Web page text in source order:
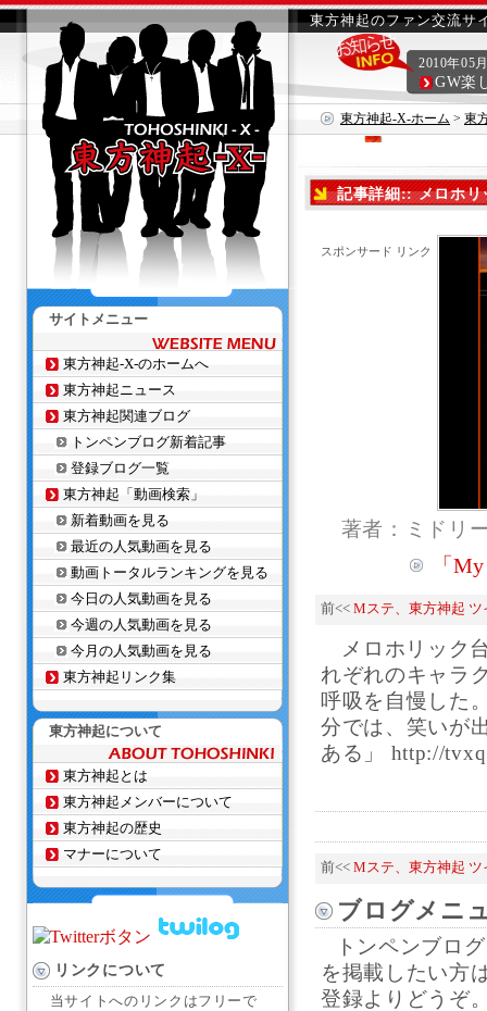
東方神起のファン交流サ
東方神起-X-ホーム > 東
2010年05
GW楽
記事詳細:: メロホリ
スポンサード リンク
著者：ミドリ
「
前<< Mステ、東方神起 ツ
メロホリック
れぞれのキャラ
呼吸を自慢した
分では、笑いが
ある」 http://
前<< Mステ、東方神起 ツ
ブログメニ
トンペンブロ
を掲載したい方
登録よりどうぞ
サイトメニュー
東方神起-X-のホームへ
東方神起ニュース
東方神起関連ブログ
トンペンブログ新着記事
登録ブログ一覧
東方神起「動画検索」
新着動画を見る
最近の人気動画を見る
動画トータルランキングを見る
今日の人気動画を見る
今週の人気動画を見る
今月の人気動画を見る
東方神起リンク集
東方神起について
東方神起とは
東方神起メンバーについて
東方神起の歴史
マナーについて
リンクについて
当サイトへのリンクはフリーで